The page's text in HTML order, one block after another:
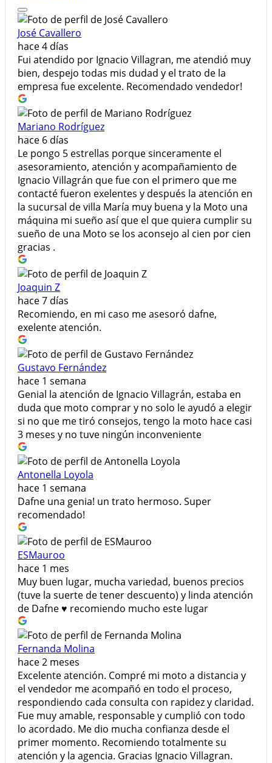
José Cavallero
hace 4 días
Fui atendido por Ignacio Villagran, me atendió muy
bien, despejo todas mis dudad y el trato de la
empresa fue excelente. Recomendado vendedor!
Mariano Rodríguez
hace 6 días
Le pongo 5 estrellas porque sinceramente el
asesoramiento, atención y acompañamiento de
Ignacio Villagrán que fue con el primero que me
contacté fueron exelentes y después la atención en
la sucursal de villa María muy buena y la Moto una
máquina mi sueño así que el que quiera cumplir su
sueño de una Moto se los aconsejo al cien por cien
gracias .
Joaquin Z
hace 7 días
Recomiendo, en mi caso me asesoró dafne,
exelente atención.
Gustavo Fernández
hace 1 semana
Genial la atención de Ignacio Villagrán, estaba en
duda que moto comprar y no solo le ayudó a elegir
si no que me tiró consejos, tengo la moto hace casi
3 meses y no tuve ningún inconveniente
Antonella Loyola
hace 1 semana
Dafne una genia! un trato hermoso. Super
recomendado!
ESMauroo
hace 1 mes
Muy buen lugar, mucha variedad, buenos precios
(tuve la suerte de tener descuento) y linda atención
de Dafne ♥️ recomiendo mucho este lugar
Fernanda Molina
hace 2 meses
Excelente atención. Compré mi moto a distancia y
el vendedor me acompañó en todo el proceso,
respondiendo cada consulta con rapidez y claridad.
Fue muy amable, responsable y cumplió con todo
lo acordado. Me dio mucha confianza desde el
primer momento. Recomiendo totalmente su
atención y la agencia. Gracias Ignacio Villagran.